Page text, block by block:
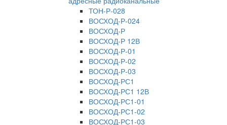
ТОН-Р-028
ВОСХОД-Р-024
ВОСХОД-Р
ВОСХОД-Р 12В
ВОСХОД-Р-01
ВОСХОД-Р-02
ВОСХОД-Р-03
ВОСХОД-РС1
ВОСХОД-РС1 12В
ВОСХОД-РС1-01
ВОСХОД-РС1-02
ВОСХОД-РС1-03